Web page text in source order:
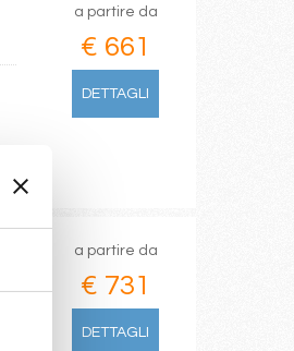
a partire da
€ 661
DETTAGLI
a partire da
€ 731
DETTAGLI